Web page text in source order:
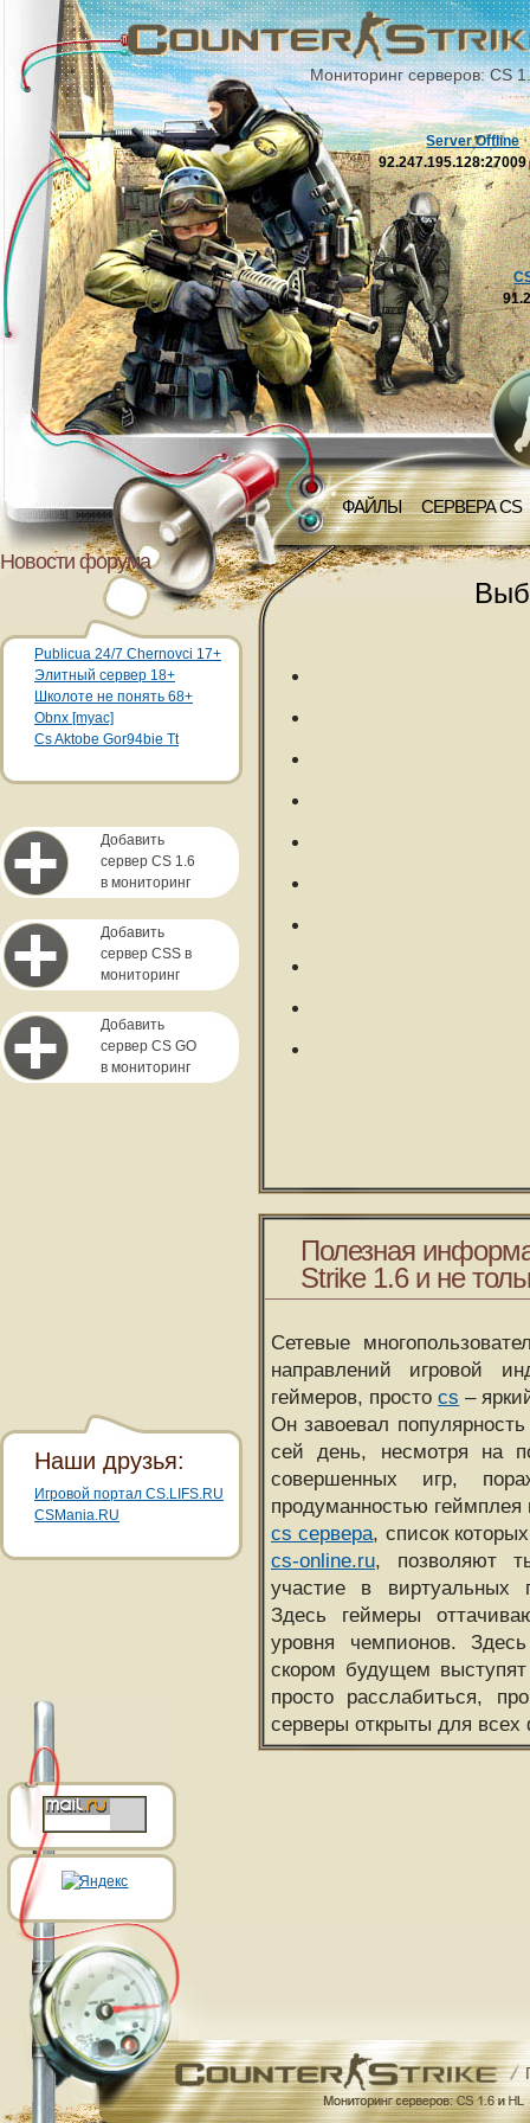
Мониторинг серверов: CS
ФАЙЛЫ СЕРВЕРА CS
Server Offline
92.247.195.128:27009
Новости форума
Publicua 24/7 Chernovci 17+
Элитный сервер 18+
Школоте не понять 68+
Obnx [myac]
Cs Aktobe Gor94bie Tt
Добавить
сервер CS 1.6
в мониторинг
Добавить
сервер CSS в
мониторинг
Добавить
сервер CS GO
в мониторинг
Полезная
Strike 1.6 и не
Сетевые
направлений игровой
геймеров, простоcs –
Он завоевал
сей день, несмотря на
совершенных игр,
продуманностью
cs сервера, список
cs-online.ru, позволяют
участие в виртуальных
Здесь геймеры
уровня чемпионов.
скором будущем
просто расслабиться,
серверы открыты для всех
Наши друзья:
Игровой портал CS.LIFS.RU
CSMania.RU